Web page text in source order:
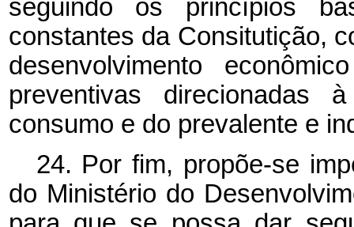
seguindo os princípios
constantes da Consitutição,
desenvolvimento
preventivas direcionadas
consumo e do prevalente e
24. Por fim, propõe-se
do Ministério do